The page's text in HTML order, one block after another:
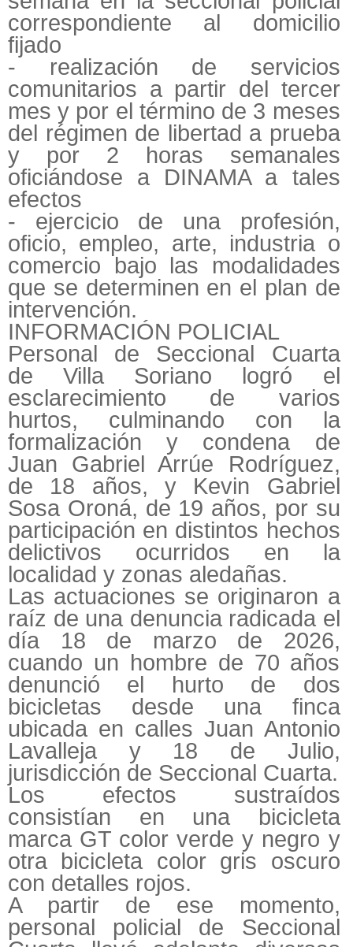
correspondiente al domicilio
fijado
- realización de servicios
comunitarios a partir del tercer
mes y por el término de 3 meses
del régimen de libertad a prueba
y por 2 horas semanales
oficiándose a DINAMA a tales
efectos
- ejercicio de una profesión,
oficio, empleo, arte, industria o
comercio bajo las modalidades
que se determinen en el plan de
intervención.
INFORMACIÓN POLICIAL
Personal de Seccional Cuarta
de Villa Soriano logró el
esclarecimiento de varios
hurtos, culminando con la
formalización y condena de
Juan Gabriel Arrúe Rodríguez,
de 18 años, y Kevin Gabriel
Sosa Oroná, de 19 años, por su
participación en distintos hechos
delictivos ocurridos en la
localidad y zonas aledañas.
Las actuaciones se originaron a
raíz de una denuncia radicada el
día 18 de marzo de 2026,
cuando un hombre de 70 años
denunció el hurto de dos
bicicletas desde una finca
ubicada en calles Juan Antonio
Lavalleja y 18 de Julio,
jurisdicción de Seccional Cuarta.
Los efectos sustraídos
consistían en una bicicleta
marca GT color verde y negro y
otra bicicleta color gris oscuro
con detalles rojos.
A partir de ese momento,
personal policial de Seccional